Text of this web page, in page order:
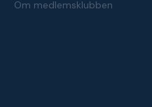
Om medlemsklubben